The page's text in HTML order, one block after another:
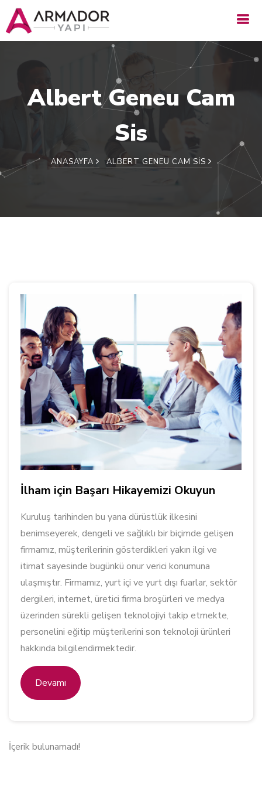
Albert Geneu Cam
Sis
ANASAYFA ALBERT GENEU CAM SIS
İlham için Başarı Hikayemizi Okuyun
Kuruluş tarihinden bu yana dürüstlük ilkesini
benimseyerek, dengeli ve sağlıklı bir biçimde gelişen
firmamız, müşterilerinin gösterdikleri yakın ilgi ve
itimat sayesinde bugünkü onur verici konumuna
ulaşmıştır. Firmamız, yurt içi ve yurt dışı fuarlar, sektör
dergileri, internet, üretici firma broşürleri ve medya
üzerinden sürekli gelişen teknolojiyi takip etmekte,
personelini eğitip müşterilerini son teknoloji ürünleri
hakkında bilgilendirmektedir.
Devamı
İçerik bulunamadı!